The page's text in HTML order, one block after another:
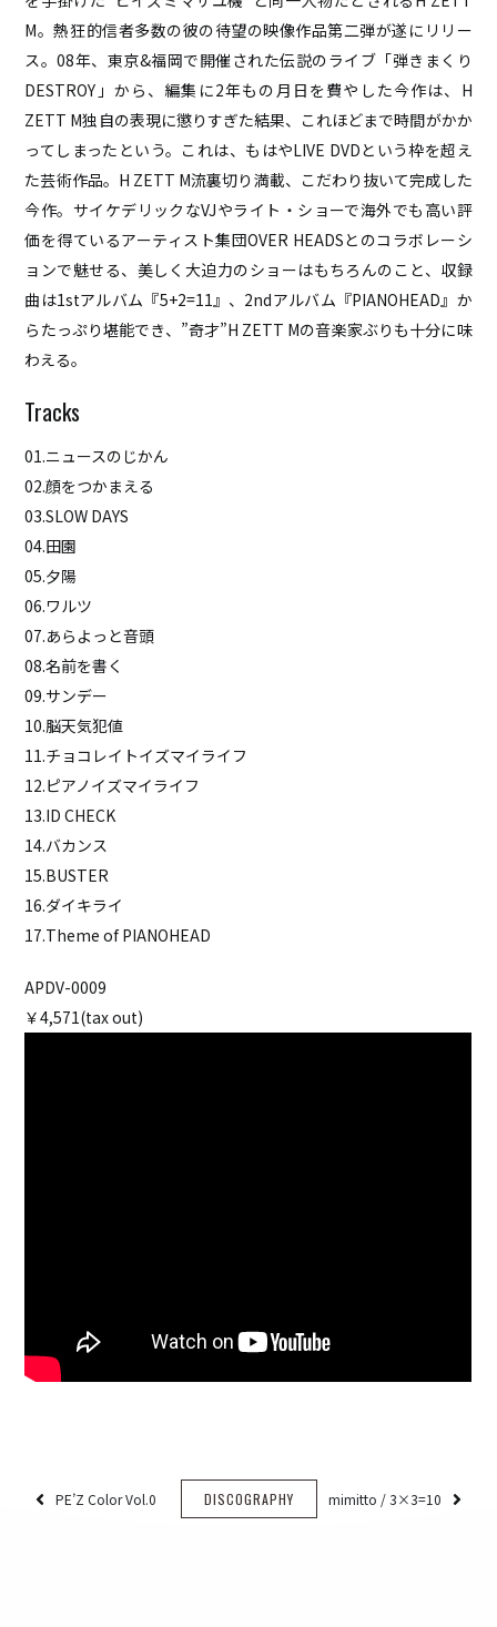
MONSTER TAI-RIKU
HOME
ABOUT
ACCESS
CONTACT
M。熱狂的信者多数の彼の待望の映像作品第二弾が遂にリリー
ス。08年、東京&福岡で開催された伝説のライブ「弾きまくり
DESTROY」から、編集に2年もの月日を費やした今作は、H
ZETT M独自の表現に懲りすぎた結果、これほどまで時間がかか
ってしまったという。これは、もはやLIVE DVDという枠を超え
た芸術作品。H ZETT M流裏切り満載、こだわり抜いて完成した
今作。サイケデリックなVJやライト・ショーで海外でも高い評
価を得ているアーティスト集団OVER HEADSとのコラボレーシ
ョンで魅せる、美しく大迫力のショーはもちろんのこと、収録
曲は1stアルバム『5+2=11』、2ndアルバム『PIANOHEAD』か
らたっぷり堪能でき、”奇才”H ZETT Mの音楽家ぶりも十分に味
わえる。
01.ニュースのじかん
02.顔をつかまえる
03.SLOW DAYS
04.田園
05.夕陽
06.ワルツ
07.あらよっと音頭
08.名前を書く
09.サンデー
10.脳天気犯値
11.チョコレイトイズマイライフ
12.ピアノイズマイライフ
13.ID CHECK
14.バカンス
15.BUSTER
16.ダイキライ
17.Theme of PIANOHEAD
APDV-0009
￥4,571(tax out)
PE’Z Color Vol.0 DISCOGRAPHY mimitto / 3×3=10